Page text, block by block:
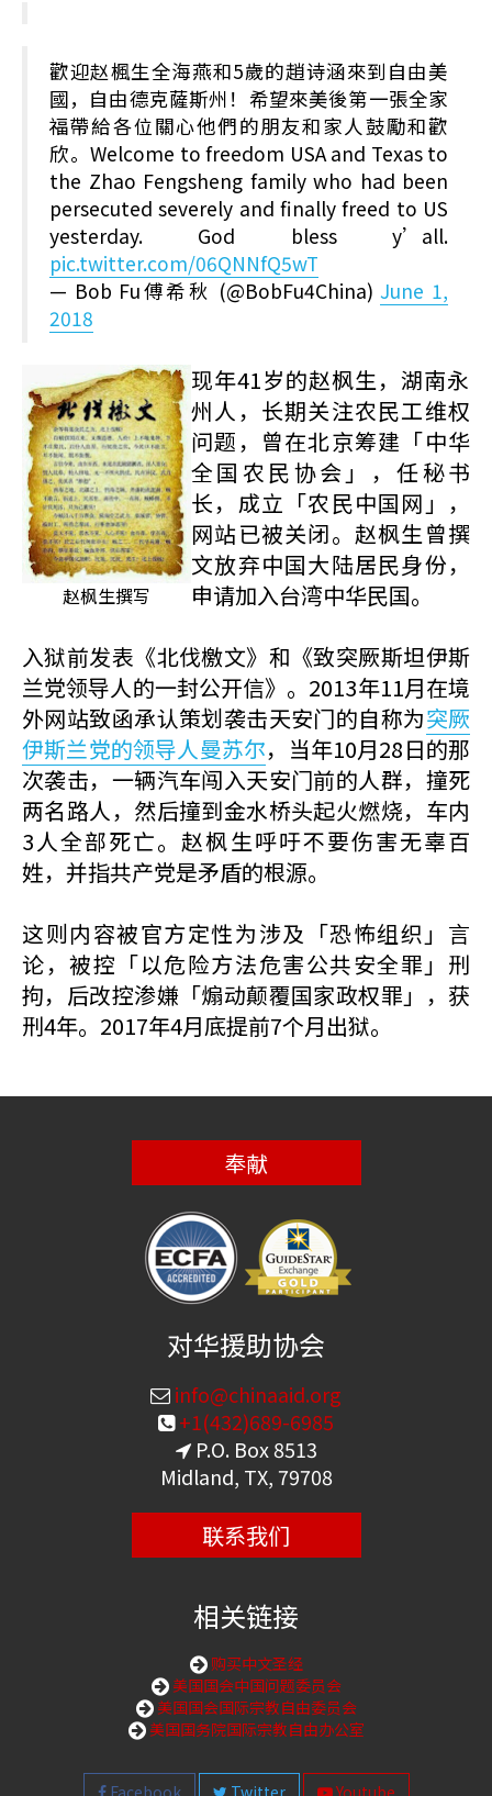
歡迎赵楓生全海燕和5歲的趙诗涵來到自由美
國，自由德克薩斯州！希望來美後第一張全家
福帶給各位關心他們的朋友和家人鼓勵和歡
欣。Welcome to freedom USA and Texas to
the Zhao Fengsheng family who had been
persecuted severely and finally freed to US
yesterday. God bless y’all.
pic.twitter.com/06QNNfQ5wT
— Bob Fu傅希秋 (@BobFu4China)June 1,
2018
赵枫生撰写
现年41岁的赵枫生，湖南永
州人，长期关注农民工维权
问题，曾在北京筹建「中华
全国农民协会」，任秘书
长，成立「农民中国网」，
网站已被关闭。赵枫生曾撰
文放弃中国大陆居民身份，
申请加入台湾中华民国。
入狱前发表《北伐檄文》和《致突厥斯坦伊斯
兰党领导人的一封公开信》。2013年11月在境
外网站致函承认策划袭击天安门的自称为突厥
伊斯兰党的领导人曼苏尔，当年10月28日的那
次袭击，一辆汽车闯入天安门前的人群，撞死
两名路人，然后撞到金水桥头起火燃烧，车内
3人全部死亡。赵枫生呼吁不要伤害无辜百
姓，并指共产党是矛盾的根源。
这则内容被官方定性为涉及「恐怖组织」言
论，被控「以危险方法危害公共安全罪」刑
拘，后改控渗嫌「煽动颠覆国家政权罪」，获
刑4年。2017年4月底提前7个月出狱。
奉献
对华援助协会
info@chinaaid.org
+1(432)689-6985
P.O. Box 8513
Midland, TX, 79708
联系我们
相关链接
购买中文圣经
美国国会中国问题委员会
美国国会国际宗教自由委员会
美国国务院国际宗教自由办公室
Facebook Twitter Youtube